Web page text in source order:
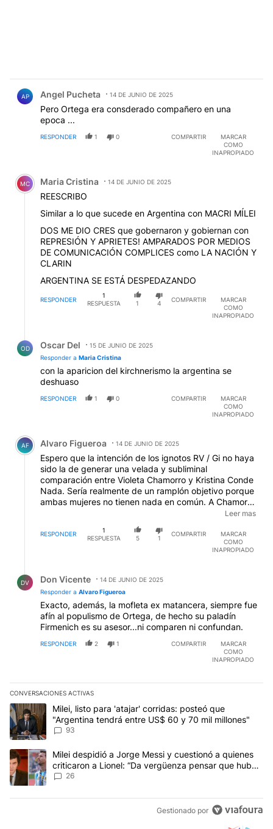
AP Angel Pucheta 14 DE JUNIO DE 2025
Pero Ortega era consderado compañero en una
epoca ...
RESPONDER 1 0 COMPARTIR
MARCAR
COMO
INAPROPIADO
Comentario de Maria Cristina.
MC Maria Cristina 14 DE JUNIO DE 2025
REESCRIBO
Similar a lo que sucede en Argentina con MACRI MÍLEI
DOS ME DIO CRES que gobernaron y gobiernan con
REPRESIÓN Y APRIETES! AMPARADOS POR MEDIOS
DE COMUNICACIÓN COMPLICES como LA NACIÓN Y
CLARIN
ARGENTINA SE ESTÁ DESPEDAZANDO
RESPONDER
1
RESPUESTA
1 4
COMPARTIR
MARCAR
COMO
INAPROPIADO
OD Oscar Del
15 DE JUNIO DE 2025
Responder a Maria Cristina
con la aparicion del kirchnerismo la argentina se
deshuaso
RESPONDER 1 0 COMPARTIR
MARCAR
COMO
INAPROPIADO
Comentario de Alvaro Figueroa.
AF Alvaro Figueroa 14 DE JUNIO DE 2025
Espero que la intención de los ignotos RV / Gi no haya
sido la de generar una velada y subliminal
comparación entre Violeta Chamorro y Kristina Conde
Nada. Sería realmente de un ramplón objetivo porque
ambas mujeres no tienen nada en común. A Chamorro
la persiguió una dictadura por razones ideológicas. A
Kristina la juzgó un poder de la república por razones
penales absolutamente comprobadas. No ofendan a
Leer mas
RESPONDER
1
RESPUESTA
5 1
COMPARTIR
MARCAR
COMO
INAPROPIADO
DV Don Vicente
14 DE JUNIO DE 2025
Responder a Alvaro Figueroa
Exacto, además, la mofleta ex matancera, siempre fue
afín al populismo de Ortega, de hecho su paladín
Firmenich es su asesor...ni comparen ni confundan.
RESPONDER 2 1 COMPARTIR
MARCAR
COMO
INAPROPIADO
CONVERSACIONES ACTIVAS
Este listado muestra los artículos con más comentarios en los
Un artículo de tendencia con el título "Milei, listo para 'atajar'
Milei, listo para 'atajar' corridas: posteó que
"Argentina tendrá entre US$ 60 y 70 mil millones"
93
Un artículo de tendencia con el título "Milei despidió a Jorge
Milei despidió a Jorge Messi y cuestionó a quienes
criticaron a Lionel: “Da vergüenza pensar que hubo
anti-Messi”
26
Gestionado por